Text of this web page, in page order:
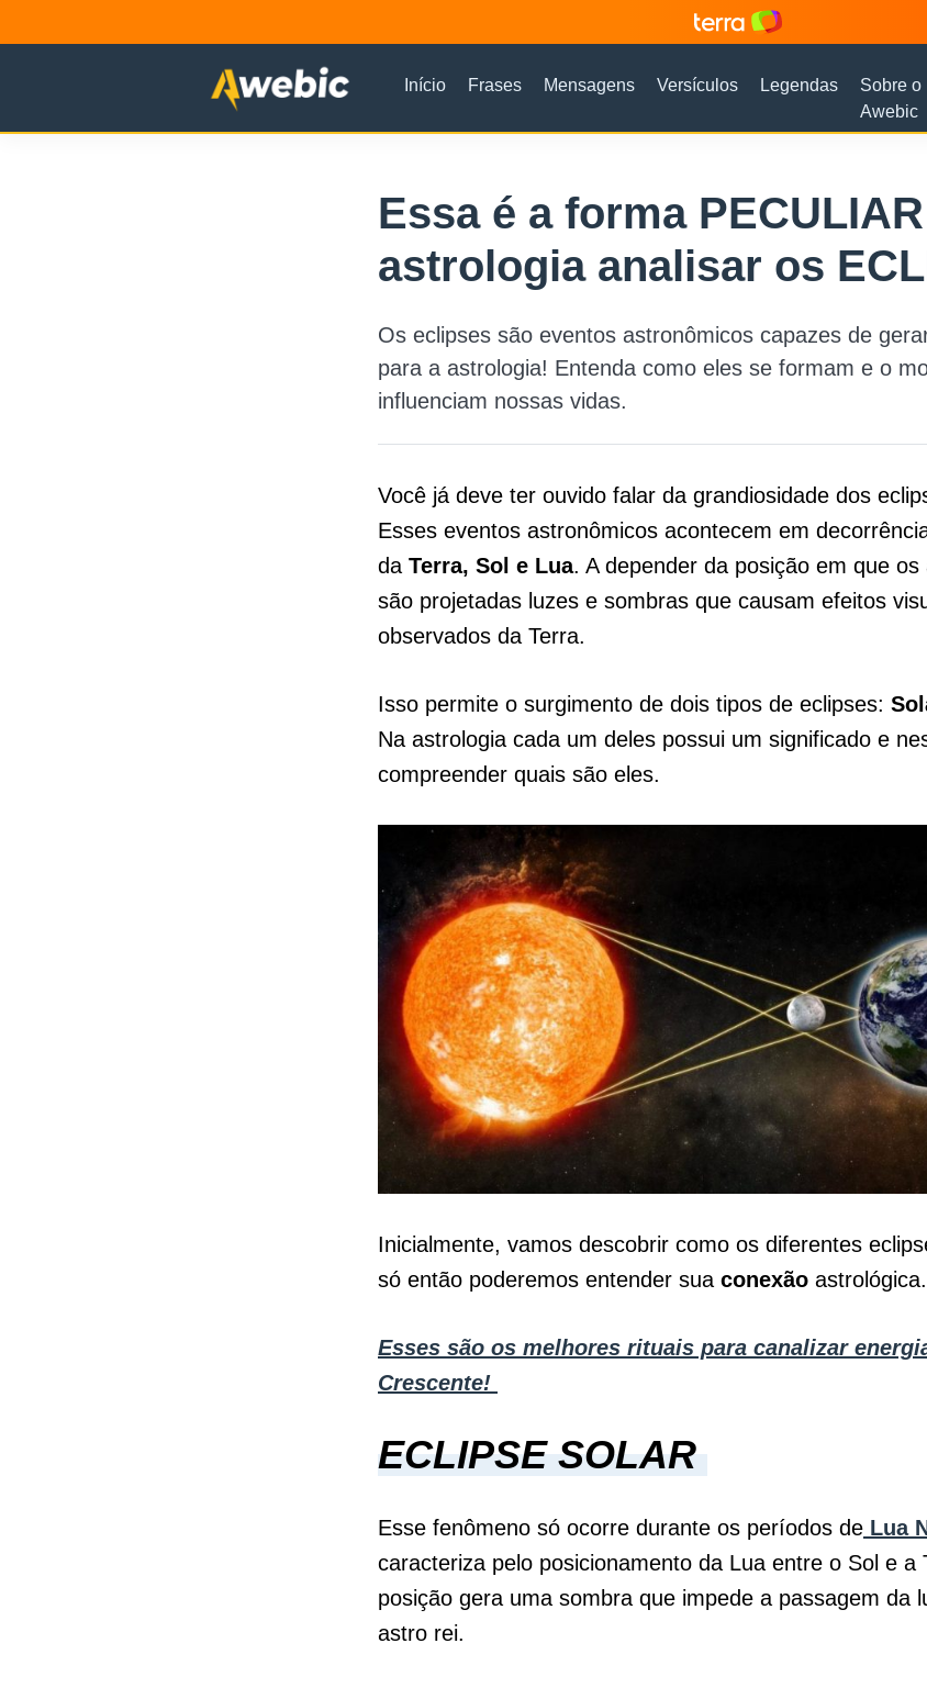
Início Frases Mensagens Versículos Legendas
Sobre o
Awebic
Essa é a forma
astrologia analisar os
Os eclipses são eventos astronômicos capazes de
para a astrologia! Entenda como eles se formam e o
influenciam nossas vidas.
Você já deve ter ouvido falar da grandiosidade dos
Esses eventos astronômicos acontecem em
da Terra, Sol e Lua. A depender da posição em que
são projetadas luzes e sombras que causam efeitos
observados da Terra.
Isso permite o surgimento de dois tipos de eclipses:
Na astrologia cada um deles possui um significado e
compreender quais são eles.
Inicialmente, vamos descobrir como os diferentes
só então poderemos entender sua conexão astrológica.
Esses são os melhores rituais para canalizar
Crescente!
ECLIPSE SOLAR
Esse fenômeno só ocorre durante os períodos de Lua
caracteriza pelo posicionamento da Lua entre o Sol e a
posição gera uma sombra que impede a passagem da
astro rei.